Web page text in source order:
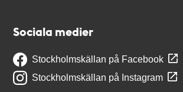
Sociala medier
Stockholmskällan på Facebook
Stockholmskällan på Instagram